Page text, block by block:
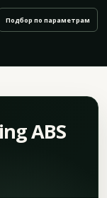
Подбор по параметрам
ABS